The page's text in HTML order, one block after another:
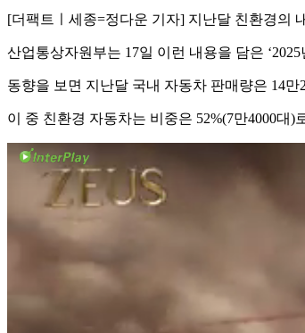
[더팩트ㅣ세종=정다운 기자] 지난달 친환경의
산업통상자원부는 17일 이런 내용을 담은
동향을 보면 지난달 국내 자동차 판매량은 14
이 중 친환경 자동차는 비중은 52%(7만4000대